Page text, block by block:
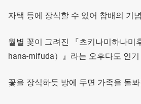
자택 등에 장식할 수 있어 참배의 기
월별 꽃이 그려진 『츠키나미하나미
hana-mifuda）』라는 오후다도 인
꽃을 장식하듯 방에 두면 가족을 돌